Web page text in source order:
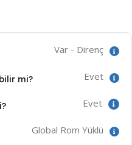
Var - Direnç
mi? Evet
Evet
Global Rom Yüklü